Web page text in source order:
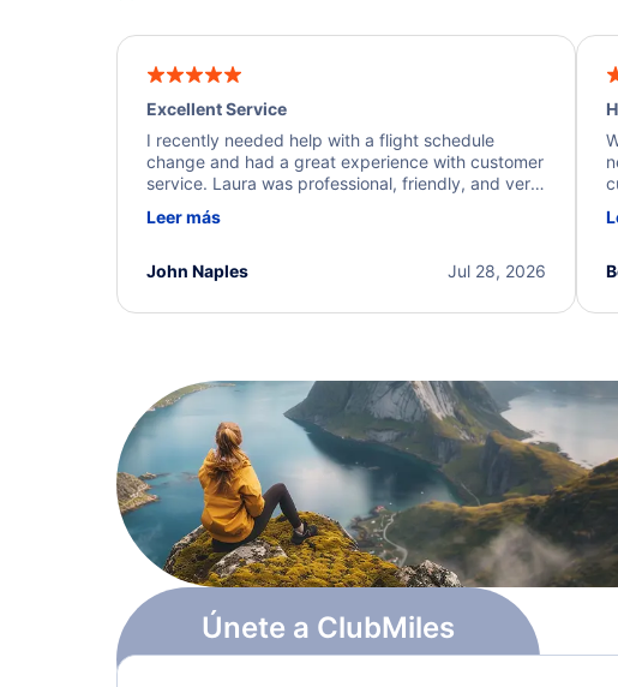
Excellent Service
I recently needed help with a flight schedule
change and had a great experience with customer
service. Laura was professional, friendly, and very
a solution and kept me informed of the next steps.
Leer más
Jul 28, 2026
John Naples
I
Únete a ClubMiles